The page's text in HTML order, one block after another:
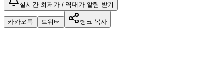
실시간 최저가 / 역대가 알림 받기
카카오톡 트위터 링크 복사